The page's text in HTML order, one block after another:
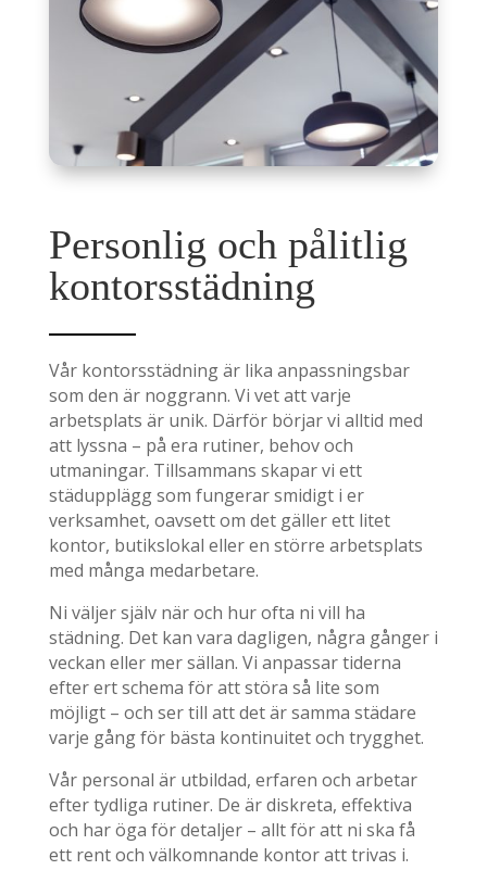
Personlig och pålitlig
kontorsstädning
Vår kontorsstädning är lika anpassningsbar
som den är noggrann. Vi vet att varje
arbetsplats är unik. Därför börjar vi alltid med
att lyssna – på era rutiner, behov och
utmaningar. Tillsammans skapar vi ett
städupplägg som fungerar smidigt i er
verksamhet, oavsett om det gäller ett litet
kontor, butikslokal eller en större arbetsplats
med många medarbetare.
Ni väljer själv när och hur ofta ni vill ha
städning. Det kan vara dagligen, några gånger i
veckan eller mer sällan. Vi anpassar tiderna
efter ert schema för att störa så lite som
möjligt – och ser till att det är samma städare
varje gång för bästa kontinuitet och trygghet.
Vår personal är utbildad, erfaren och arbetar
efter tydliga rutiner. De är diskreta, effektiva
och har öga för detaljer – allt för att ni ska få
ett rent och välkomnande kontor att trivas i.